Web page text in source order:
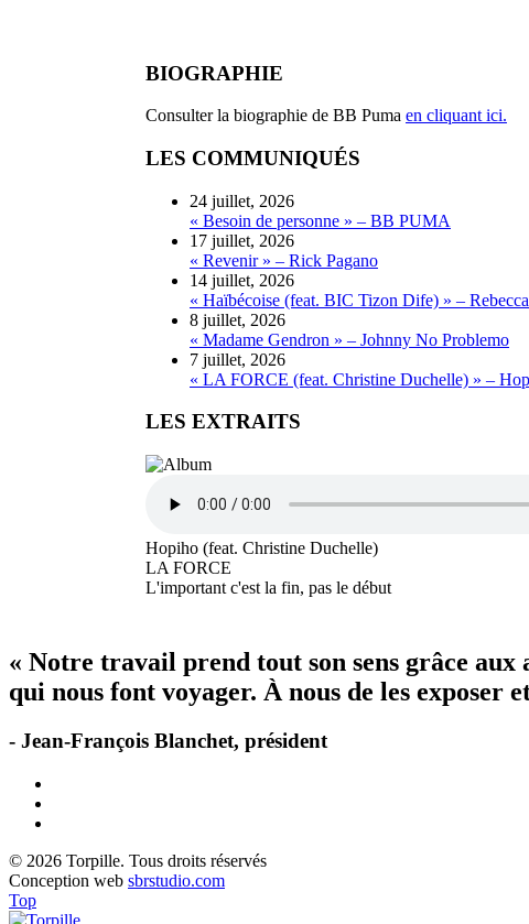
BIOGRAPHIE
Consulter la biographie de BB Puma en cliquant ici.
LES COMMUNIQUÉS
24 juillet, 2026
« Besoin de personne » – BB PUMA
17 juillet, 2026
« Revenir » – Rick Pagano
14 juillet, 2026
« Haïbécoise (feat. BIC Tizon Dife) » – Rebecca
8 juillet, 2026
« Madame Gendron » – Johnny No Problemo
7 juillet, 2026
« LA FORCE (feat. Christine Duchelle) » –
LES EXTRAITS
Hopiho (feat. Christine Duchelle)
LA FORCE
L'important c'est la fin, pas le début
« Notre travail prend tout son sens grâce aux
qui nous font voyager. À nous de les exposer
- Jean-François Blanchet, président
© 2026 Torpille. Tous droits réservés
Conception web sbrstudio.com
Top